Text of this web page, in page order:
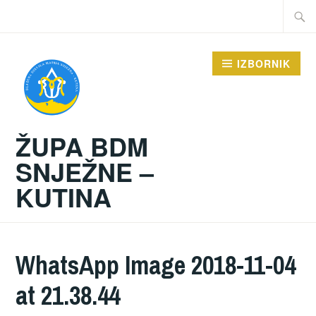
Traži:
ŽUPA BDM
SNJEŽNE –
KUTINA
IZBORNIK
WhatsApp Image 2018-11-04
at 21.38.44